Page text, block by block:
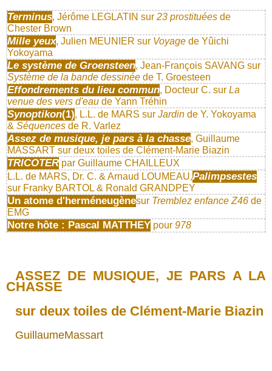
Terminus, Jérôme LEGLATIN sur 23 prostituées de
Chester Brown
Mille yeux, Julien MEUNIER sur Voyage de Yûichi
Yokoyama
Le système de Groensteen, Jean-François SAVANG sur
Système de la bande dessinée de T. Groesteen
Effondrements du lieu commun, Docteur C. sur La
venue des vers d'eau de Yann Tréhin
Synoptikon(1), L.L. de MARS sur Jardin de Y. Yokoyama
& Séquences de R. Varlez
Assez de musique, je pars à la chasse, Guillaume
MASSART sur deux toiles de Clément-Marie Biazin
TRICOTER par Guillaume CHAILLEUX
L.L. de MARS, Dr. C. & Arnaud LOUMEAU,Palimpsestes
sur Franky BARTOL & Ronald GRANDPEY
Un atome d'herméneugènesur Tremblez enfance Z46 de
EMG
Notre hôte : Pascal MATTHEY pour 978
ASSEZ DE MUSIQUE, JE PARS A LA
CHASSE
sur deux toiles de Clément-Marie Biazin
GuillaumeMassart